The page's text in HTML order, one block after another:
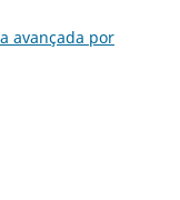
avançada por